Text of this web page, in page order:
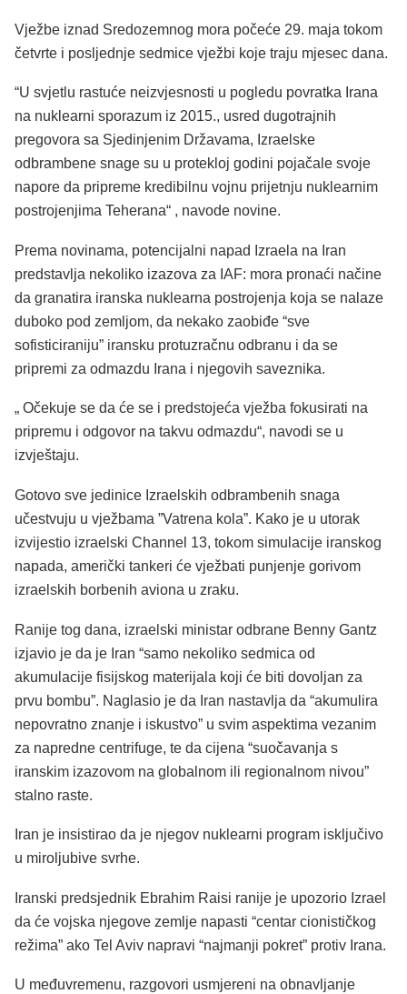
Vježbe iznad Sredozemnog mora počeće 29. maja tokom
četvrte i posljednje sedmice vježbi koje traju mjesec dana.
“U svjetlu rastuće neizvjesnosti u pogledu povratka Irana
na nuklearni sporazum iz 2015., usred dugotrajnih
pregovora sa Sjedinjenim Državama, Izraelske
odbrambene snage su u protekloj godini pojačale svoje
napore da pripreme kredibilnu vojnu prijetnju nuklearnim
postrojenjima Teherana“ , navode novine.
Prema novinama, potencijalni napad Izraela na Iran
predstavlja nekoliko izazova za IAF: mora pronaći načine
da granatira iranska nuklearna postrojenja koja se nalaze
duboko pod zemljom, da nekako zaobiđe “sve
sofisticiraniju” iransku protuzračnu odbranu i da se
pripremi za odmazdu Irana i njegovih saveznika.
„ Očekuje se da će se i predstojeća vježba fokusirati na
pripremu i odgovor na takvu odmazdu“, navodi se u
izvještaju.
Gotovo sve jedinice Izraelskih odbrambenih snaga
učestvuju u vježbama ”Vatrena kola”. Kako je u utorak
izvijestio izraelski Channel 13, tokom simulacije iranskog
napada, američki tankeri će vježbati punjenje gorivom
izraelskih borbenih aviona u zraku.
Ranije tog dana, izraelski ministar odbrane Benny Gantz
izjavio je da je Iran “samo nekoliko sedmica od
akumulacije fisijskog materijala koji će biti dovoljan za
prvu bombu”. Naglasio je da Iran nastavlja da “akumulira
nepovratno znanje i iskustvo” u svim aspektima vezanim
za napredne centrifuge, te da cijena “suočavanja s
iranskim izazovom na globalnom ili regionalnom nivou”
stalno raste.
Iran je insistirao da je njegov nuklearni program isključivo
u miroljubive svrhe.
Iranski predsjednik Ebrahim Raisi ranije je upozorio Izrael
da će vojska njegove zemlje napasti “centar cionističkog
režima” ako Tel Aviv napravi “najmanji pokret” protiv Irana.
U međuvremenu, razgovori usmjereni na obnavljanje